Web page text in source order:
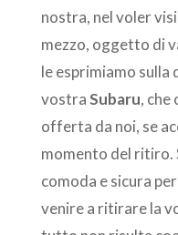
nostra, nel voler
mezzo, oggetto di
le esprimiamo
vostraSubaru, che
offerta da noi, se
momento del ritiro.
comoda e sicura
venire a ritirare la